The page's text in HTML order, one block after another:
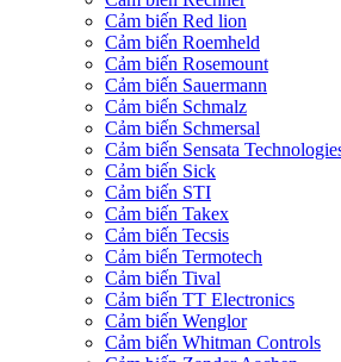
Cảm biến Red lion
Cảm biến Roemheld
Cảm biến Rosemount
Cảm biến Sauermann
Cảm biến Schmalz
Cảm biến Schmersal
Cảm biến Sensata
Cảm biến Sick
Cảm biến STI
Cảm biến Takex
Cảm biến Tecsis
Cảm biến Termotech
Cảm biến Tival
Cảm biến TT Electronics
Cảm biến Wenglor
Cảm biến Whitman Controls